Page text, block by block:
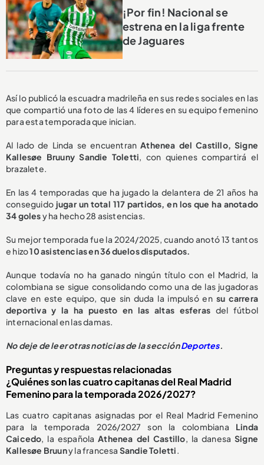
¡Por fin! Nacional se
estrena en la liga frente
de Jaguares
Así lo publicó la escuadra madrileña en sus redes sociales en las
que compartió una foto de las 4 líderes en su equipo femenino
para esta temporada que inician.
Al lado de Linda se encuentranAthenea del Castillo, Signe
Kallesøe Bruuny Sandie Toletti, con quienes compartirá el
brazalete.
En las 4 temporadas que ha jugado la delantera de 21 años ha
conseguido jugar un total 117 partidos, en los que ha anotado
34 golesy ha hecho 28 asistencias.
Su mejor temporada fue la 2024/2025, cuando anotó 13 tantos
e hizo10 asistencias en 36 duelos disputados.
Aunque todavía no ha ganado ningún título con el Madrid, la
colombiana se sigue consolidando como una de las jugadoras
clave en este equipo, que sin duda la impulsó en su carrera
deportiva y la ha puesto en las altas esferas del fútbol
internacional en las damas.
No deje de leer otras noticias de la secciónDeportes.
Preguntas y respuestas relacionadas
¿Quiénes son las cuatro capitanas del Real Madrid
Femenino para la temporada 2026/2027?
Las cuatro capitanas asignadas por el Real Madrid Femenino
para la temporada 2026/2027 son la colombiana Linda
Caicedo, la españolaAthenea del Castillo, la danesa Signe
Kallesøe Bruuny la francesa Sandie Toletti.